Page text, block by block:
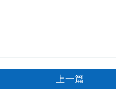
上一篇